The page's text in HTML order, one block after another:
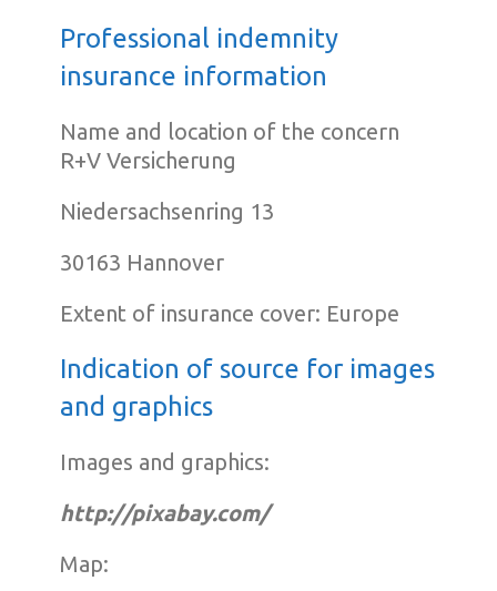
Professional indemnity
insurance information
Name and location of the concern
R+V Versicherung
Niedersachsenring 13
30163 Hannover
Extent of insurance cover: Europe
Indication of source for images
and graphics
Images and graphics:
http://pixabay.com/
Map: